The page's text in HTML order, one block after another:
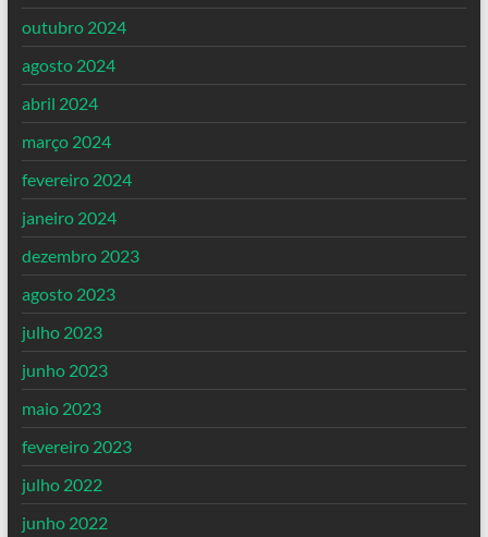
outubro 2024
agosto 2024
abril 2024
março 2024
fevereiro 2024
janeiro 2024
dezembro 2023
agosto 2023
julho 2023
junho 2023
maio 2023
fevereiro 2023
julho 2022
junho 2022